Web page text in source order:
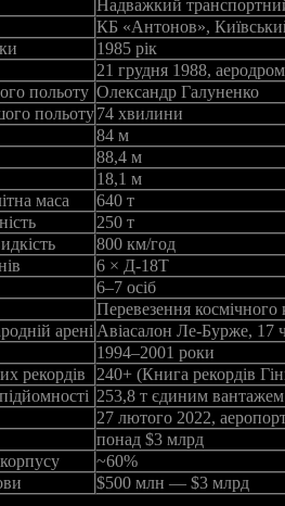
Надважкий
КБ «Антонов»,
1985 рік
21 грудня 1988,
польоту Олександр Галуненко
польоту74 хвилини
84 м
88,4 м
18,1 м
маса
640 т
250 т
800 км/год
6 × Д-18Т
6–7 осіб
Перевезення космічного
арені Авіасалон Ле-Бурже, 17
1994–2001 роки
рекордів
240+ (Книга рекордів
253,8 т єдиним вантажем
27 лютого 2022,
понад $3 млрд
~60%
$500 млн — $3 млрд